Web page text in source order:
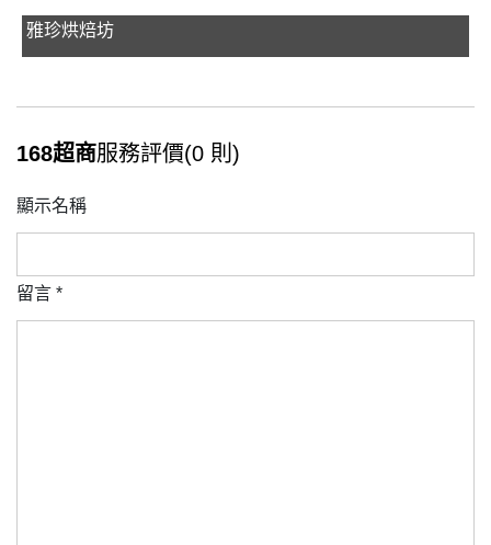
雅珍烘焙坊
168超商服務評價(0 則)
顯示名稱
留言 *